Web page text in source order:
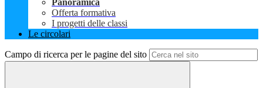
Panoramica
Offerta formativa
I progetti delle classi
Le circolari
Campo di ricerca per le pagine del sito